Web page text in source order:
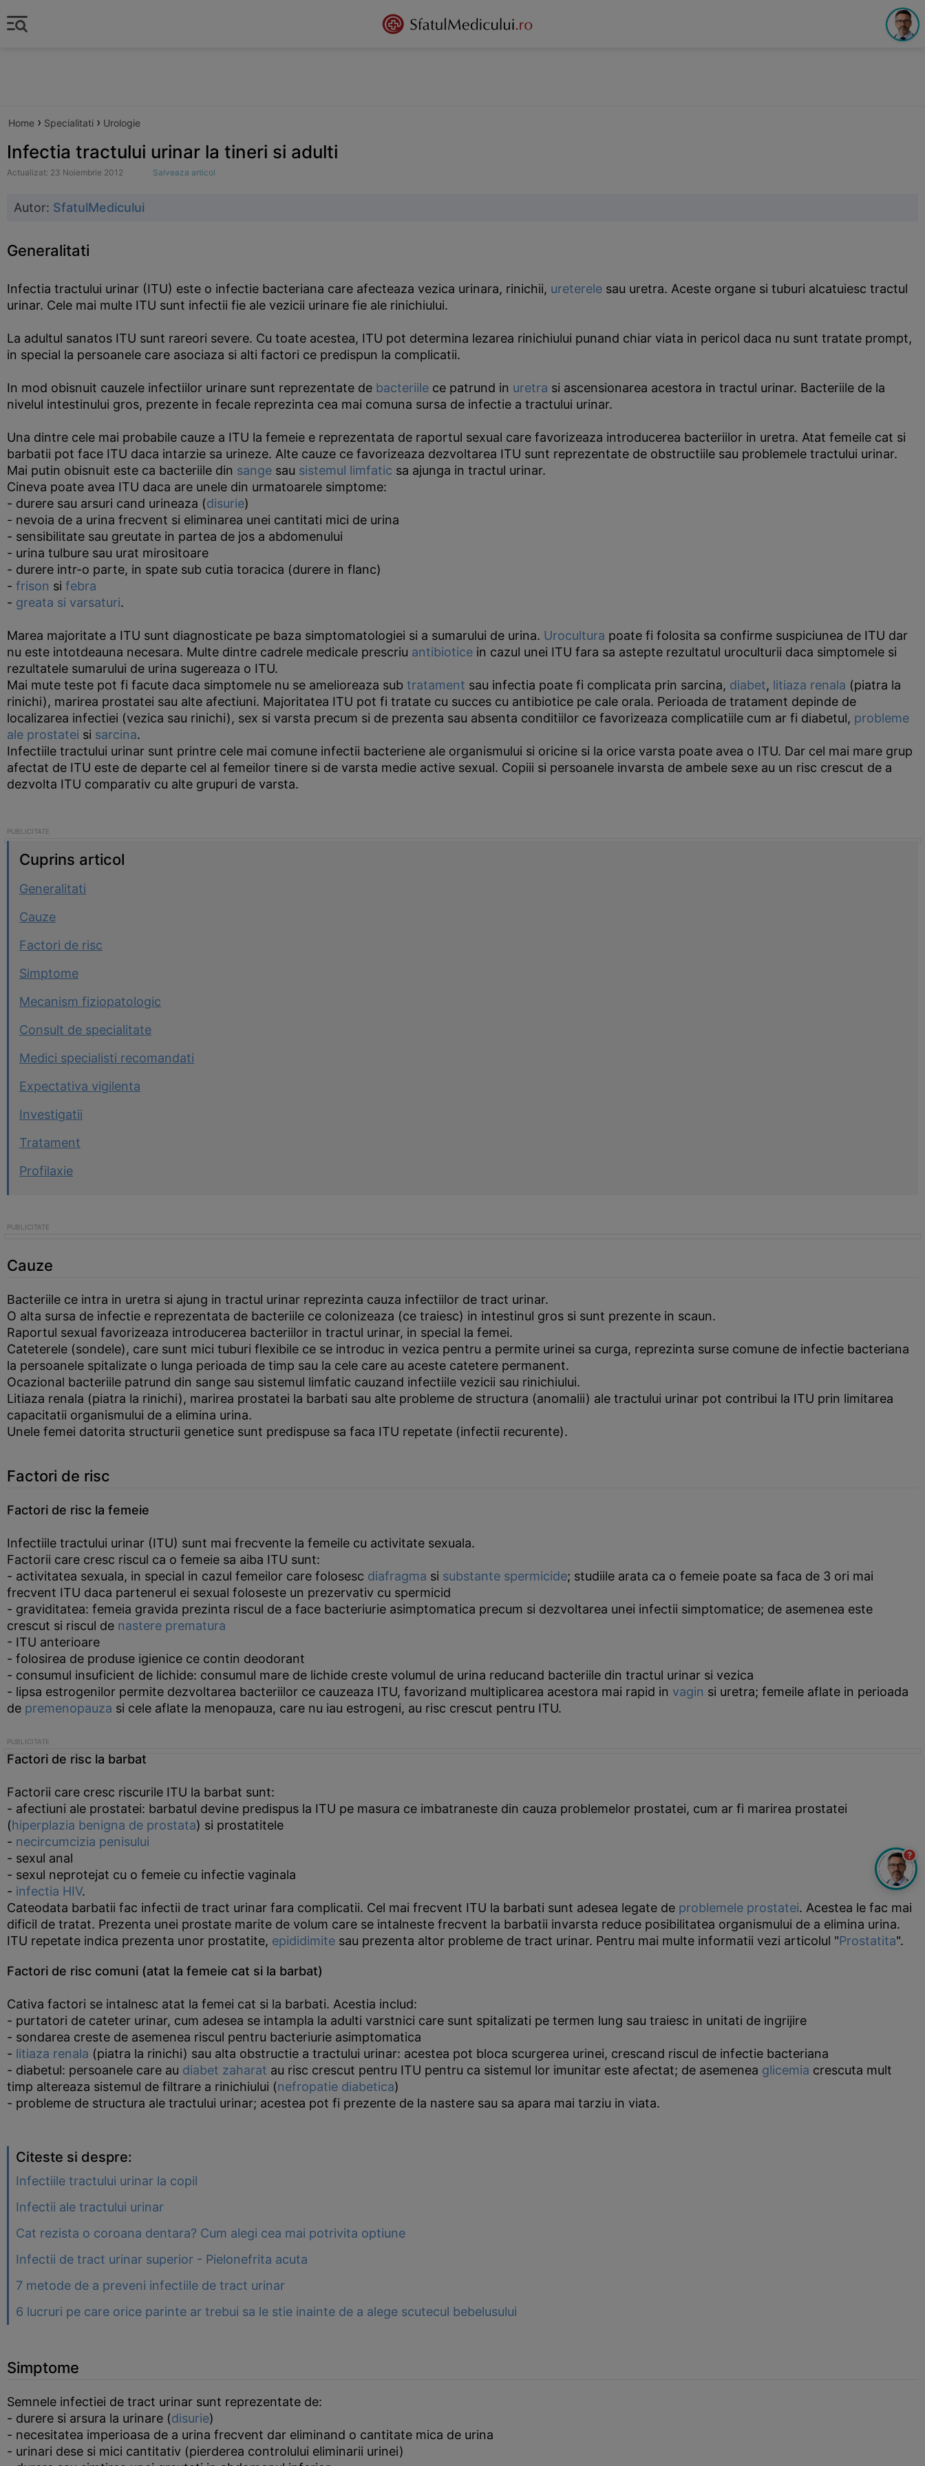
Home › Specialitati › Urologie
Infectia tractului urinar la tineri si adulti
Actualizat: 23 Noiembrie 2012 Salveaza articol
Autor: SfatulMedicului
Generalitati
Infectia tractului urinar (ITU) este o infectie bacteriana care afecteaza vezica urinara, rinichii, ureterele sau uretra. Aceste organe si tuburi alcatuiesc tractul
urinar. Cele mai multe ITU sunt infectii fie ale vezicii urinare fie ale rinichiului.
La adultul sanatos ITU sunt rareori severe. Cu toate acestea, ITU pot determina lezarea rinichiului punand chiar viata in pericol daca nu sunt tratate prompt,
in special la persoanele care asociaza si alti factori ce predispun la complicatii.
In mod obisnuit cauzele infectiilor urinare sunt reprezentate de bacteriile ce patrund in uretra si ascensionarea acestora in tractul urinar. Bacteriile de la
nivelul intestinului gros, prezente in fecale reprezinta cea mai comuna sursa de infectie a tractului urinar.
Una dintre cele mai probabile cauze a ITU la femeie e reprezentata de raportul sexual care favorizeaza introducerea bacteriilor in uretra. Atat femeile cat si
barbatii pot face ITU daca intarzie sa urineze. Alte cauze ce favorizeaza dezvoltarea ITU sunt reprezentate de obstructiile sau problemele tractului urinar.
Mai putin obisnuit este ca bacteriile din sange sau sistemul limfatic sa ajunga in tractul urinar.
Cineva poate avea ITU daca are unele din urmatoarele simptome:
- durere sau arsuri cand urineaza (disurie)
- nevoia de a urina frecvent si eliminarea unei cantitati mici de urina
- sensibilitate sau greutate in partea de jos a abdomenului
- urina tulbure sau urat mirositoare
- durere intr-o parte, in spate sub cutia toracica (durere in flanc)
- frison si febra
- greata si varsaturi.
Marea majoritate a ITU sunt diagnosticate pe baza simptomatologiei si a sumarului de urina. Urocultura poate fi folosita sa confirme suspiciunea de ITU dar
nu este intotdeauna necesara. Multe dintre cadrele medicale prescriu antibiotice in cazul unei ITU fara sa astepte rezultatul uroculturii daca simptomele si
rezultatele sumarului de urina sugereaza o ITU.
Mai mute teste pot fi facute daca simptomele nu se amelioreaza sub tratament sau infectia poate fi complicata prin sarcina, diabet, litiaza renala (piatra la
rinichi), marirea prostatei sau alte afectiuni. Majoritatea ITU pot fi tratate cu succes cu antibiotice pe cale orala. Perioada de tratament depinde de
localizarea infectiei (vezica sau rinichi), sex si varsta precum si de prezenta sau absenta conditiilor ce favorizeaza complicatiile cum ar fi diabetul, probleme
ale prostatei si sarcina.
Infectiile tractului urinar sunt printre cele mai comune infectii bacteriene ale organismului si oricine si la orice varsta poate avea o ITU. Dar cel mai mare grup
afectat de ITU este de departe cel al femeilor tinere si de varsta medie active sexual. Copiii si persoanele invarsta de ambele sexe au un risc crescut de a
dezvolta ITU comparativ cu alte grupuri de varsta.
Cuprins articol
Generalitati
Cauze
Factori de risc
Simptome
Mecanism fiziopatologic
Consult de specialitate
Medici specialisti recomandati
Expectativa vigilenta
Investigatii
Tratament
Profilaxie
Cauze
Bacteriile ce intra in uretra si ajung in tractul urinar reprezinta cauza infectiilor de tract urinar.
O alta sursa de infectie e reprezentata de bacteriile ce colonizeaza (ce traiesc) in intestinul gros si sunt prezente in scaun.
Raportul sexual favorizeaza introducerea bacteriilor in tractul urinar, in special la femei.
Cateterele (sondele), care sunt mici tuburi flexibile ce se introduc in vezica pentru a permite urinei sa curga, reprezinta surse comune de infectie bacteriana
la persoanele spitalizate o lunga perioada de timp sau la cele care au aceste catetere permanent.
Ocazional bacteriile patrund din sange sau sistemul limfatic cauzand infectiile vezicii sau rinichiului.
Litiaza renala (piatra la rinichi), marirea prostatei la barbati sau alte probleme de structura (anomalii) ale tractului urinar pot contribui la ITU prin limitarea
capacitatii organismului de a elimina urina.
Unele femei datorita structurii genetice sunt predispuse sa faca ITU repetate (infectii recurente).
Factori de risc
Factori de risc la femeie
Infectiile tractului urinar (ITU) sunt mai frecvente la femeile cu activitate sexuala.
Factorii care cresc riscul ca o femeie sa aiba ITU sunt:
- activitatea sexuala, in special in cazul femeilor care folosesc diafragma si substante spermicide; studiile arata ca o femeie poate sa faca de 3 ori mai
frecvent ITU daca partenerul ei sexual foloseste un prezervativ cu spermicid
- graviditatea: femeia gravida prezinta riscul de a face bacteriurie asimptomatica precum si dezvoltarea unei infectii simptomatice; de asemenea este
crescut si riscul de nastere prematura
- ITU anterioare
- folosirea de produse igienice ce contin deodorant
- consumul insuficient de lichide: consumul mare de lichide creste volumul de urina reducand bacteriile din tractul urinar si vezica
- lipsa estrogenilor permite dezvoltarea bacteriilor ce cauzeaza ITU, favorizand multiplicarea acestora mai rapid in vagin si uretra; femeile aflate in perioada
de premenopauza si cele aflate la menopauza, care nu iau estrogeni, au risc crescut pentru ITU.
Factori de risc la barbat
Factorii care cresc riscurile ITU la barbat sunt:
- afectiuni ale prostatei: barbatul devine predispus la ITU pe masura ce imbatraneste din cauza problemelor prostatei, cum ar fi marirea prostatei
(hiperplazia benigna de prostata) si prostatitele
- necircumcizia penisului
- sexul anal
- sexul neprotejat cu o femeie cu infectie vaginala
- infectia HIV.
Cateodata barbatii fac infectii de tract urinar fara complicatii. Cel mai frecvent ITU la barbati sunt adesea legate de problemele prostatei. Acestea le fac mai
dificil de tratat. Prezenta unei prostate marite de volum care se intalneste frecvent la barbatii invarsta reduce posibilitatea organismului de a elimina urina.
ITU repetate indica prezenta unor prostatite, epididimite sau prezenta altor probleme de tract urinar. Pentru mai multe informatii vezi articolul "Prostatita".
Factori de risc comuni (atat la femeie cat si la barbat)
Cativa factori se intalnesc atat la femei cat si la barbati. Acestia includ:
- purtatori de cateter urinar, cum adesea se intampla la adulti varstnici care sunt spitalizati pe termen lung sau traiesc in unitati de ingrijire
- sondarea creste de asemenea riscul pentru bacteriurie asimptomatica
- litiaza renala (piatra la rinichi) sau alta obstructie a tractului urinar: acestea pot bloca scurgerea urinei, crescand riscul de infectie bacteriana
- diabetul: persoanele care au diabet zaharat au risc crescut pentru ITU pentru ca sistemul lor imunitar este afectat; de asemenea glicemia crescuta mult
timp altereaza sistemul de filtrare a rinichiului (nefropatie diabetica)
- probleme de structura ale tractului urinar; acestea pot fi prezente de la nastere sau sa apara mai tarziu in viata.
Citeste si despre:
Infectiile tractului urinar la copil
Infectii ale tractului urinar
Cat rezista o coroana dentara? Cum alegi cea mai potrivita optiune
Infectii de tract urinar superior - Pielonefrita acuta
7 metode de a preveni infectiile de tract urinar
6 lucruri pe care orice parinte ar trebui sa le stie inainte de a alege scutecul bebelusului
Simptome
Semnele infectiei de tract urinar sunt reprezentate de:
- durere si arsura la urinare (disurie)
- necesitatea imperioasa de a urina frecvent dar eliminand o cantitate mica de urina
- urinari dese si mici cantitativ (pierderea controlului eliminarii urinei)
?